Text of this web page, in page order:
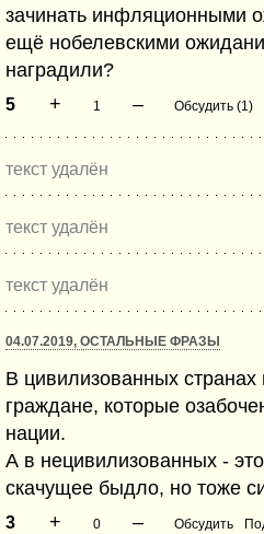
зачинать инфляционными
ещё нобелевскими
наградили?
5 + 1 – Обсудить (1)
текст удалён
текст удалён
текст удалён
04.07.2019, ОСТАЛЬНЫЕ ФРАЗЫ
В цивилизованных странах
граждане, которые
нации.
А в нецивилизованных -
скачущее быдло, но тоже
3 + 0 – Обсудить